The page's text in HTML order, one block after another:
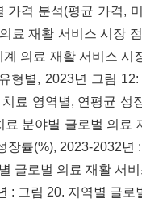
격 분석(평균 가격,
료 재활 서비스 시장
의료 재활 서비스
형별, 2023년 그림
료 영역별, 연평균
분야별 글로벌 의
률(%), 2023-2032
글로벌 의료 재활 서
: 그림 20. 지역별 글